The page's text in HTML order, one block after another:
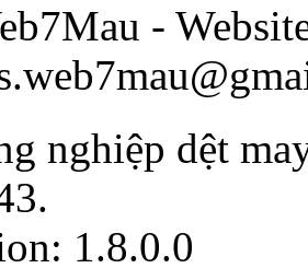
-
nghiệp dệt
.
1.8.0.0